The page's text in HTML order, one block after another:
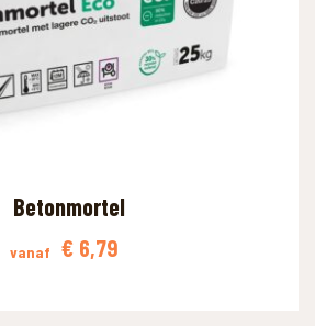
OP ZOEK?
Betonmortel
vanaf € 6,79